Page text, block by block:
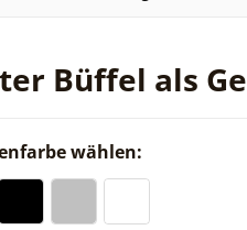
Büffel als
wählen: